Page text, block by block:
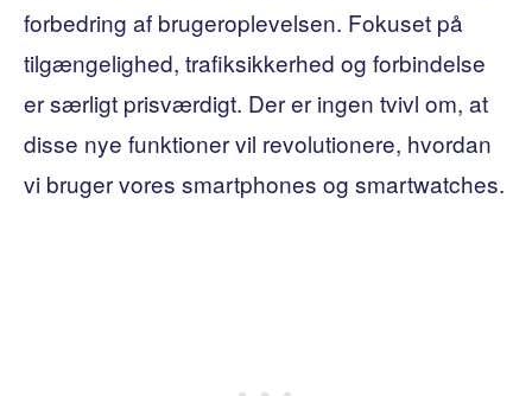
forbedring af brugeroplevelsen. Fokuset på
tilgængelighed, trafiksikkerhed og forbindelse
er særligt prisværdigt. Der er ingen tvivl om, at
disse nye funktioner vil revolutionere, hvordan
vi bruger vores smartphones og smartwatches.